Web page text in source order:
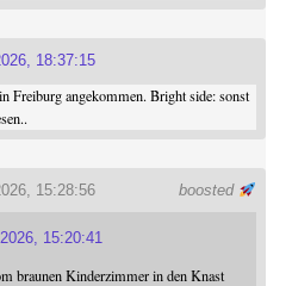
18:37:15
Freiburg angekommen. Bright side: sonst
boosted
15:28:56
15:20:41
braunen Kinderzimmer in den Knast